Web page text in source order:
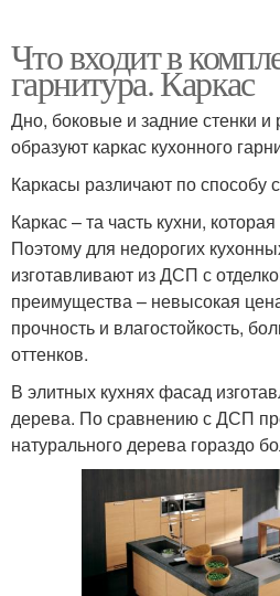
Что входит в
гарнитура. Каркас
Дно, боковые и задние стенки
образуют каркас кухонного
Каркасы различают по способу
Каркас – та часть кухни,
Поэтому для недорогих
изготавливают из ДСП с
преимущества – невысокая
прочность и влагостойкость,
оттенков.
В элитных кухнях фасад
дерева. По сравнению с ДСП
натурального дерева гораздо